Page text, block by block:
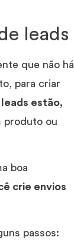
leads
que não há
para criar
estão,
produto ou
boa
crie envios
passos: